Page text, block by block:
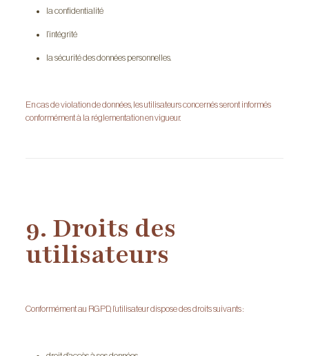
la confidentialité
l’intégrité
la sécurité des données personnelles.
En cas de violation de données, les utilisateurs concernés seront informés
conformément à la réglementation en vigueur.
9. Droits des
utilisateurs
Conformément au RGPD, l’utilisateur dispose des droits suivants :